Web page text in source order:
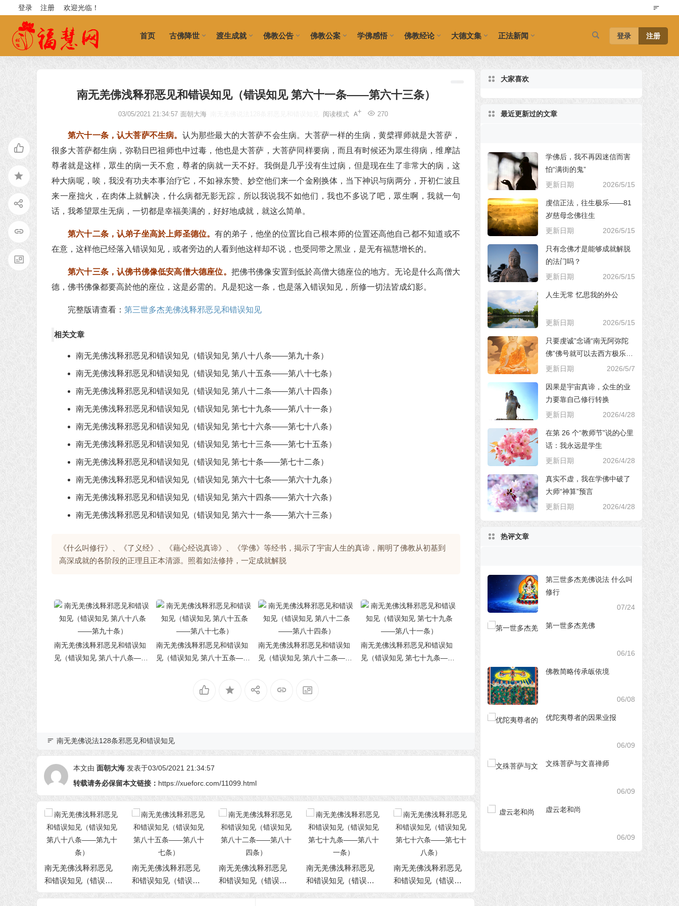
欢迎光临！
登录 注册
首页 古佛降世 渡生成就 佛教公告 佛教公案 学佛感悟 佛教经论 大德文集 正法新闻 登录 注册
南无羌佛浅释邪恶见和错误知见（错误知见 第六十一条——第六十三条）
03/05/2021 21:34:57 面朝大海 270
阅读模式
第六十一条，认大菩萨不生病。 认为那些最大的大菩萨不会生病。大菩萨一样的生病，黄檗禪师就是大菩萨，
很多大菩萨都生病，弥勒日巴祖师也中过毒，他也是大菩萨，大菩萨同样要病，而且有时候还为眾生得病，维摩詰
尊者就是这样，眾生的病一天不愈，尊者的病就一天不好。我倒是几乎没有生过病，但是现在生了非常大的病，这
种大病呢，唉，我没有功夫本事治疗它，不如禄东赞、妙空他们来一个金刚换体，当下神识与病两分，开初仁波且
来一座拙火，在肉体上就解决，什么病都无影无踪，所以我说我不如他们，我也不多说了吧，眾生啊，我就一句
话，我希望眾生无病，一切都是幸福美满的，好好地成就，就这么简单。
第六十二条，认弟子坐高於上师圣德位。有的弟子，他坐的位置比自己根本师的位置还高他自己都不知道或不
在意，这样他已经落入错误知见，或者旁边的人看到他这样却不说，也受同带之黑业，是无有福慧增长的。
第六十三条，认佛书佛像低安高僧大德座位。 把佛书佛像安置到低於高僧大德座位的地方。无论是什么高僧大
德，佛书佛像都要高於他的座位，这是必需的。凡是犯这一条，也是落入错误知见，所修一切法皆成幻影。
完整版请查看： 第三世多杰羌佛浅释邪恶见和错误知见
相关文章
南无羌佛浅释邪恶见和错误知见（错误知见 第八十八条——第九十条）
南无羌佛浅释邪恶见和错误知见（错误知见 第八十五条——第八十七条）
南无羌佛浅释邪恶见和错误知见（错误知见 第八十二条——第八十四条）
南无羌佛浅释邪恶见和错误知见（错误知见 第七十九条——第八十一条）
南无羌佛浅释邪恶见和错误知见（错误知见 第七十六条——第七十八条）
南无羌佛浅释邪恶见和错误知见（错误知见 第七十三条——第七十五条）
南无羌佛浅释邪恶见和错误知见（错误知见 第七十条——第七十二条）
南无羌佛浅释邪恶见和错误知见（错误知见 第六十七条——第六十九条）
南无羌佛浅释邪恶见和错误知见（错误知见 第六十四条——第六十六条）
南无羌佛浅释邪恶见和错误知见（错误知见 第六十一条——第六十三条）
《什么叫修行》、《了义经》、《藉心经说真谛》、《学佛》等经书，揭示了宇宙人生的真谛，阐明了佛教从初基到
高深成就的各阶段的正理且正本清源。照着如法修持，一定成就解脱
南无羌佛浅释邪恶见和错误知
见（错误知见 第八十八条——
南无羌佛浅释邪恶见和错误知
见（错误知见 第八十五条——
南无羌佛浅释邪恶见和错误知
见（错误知见 第八十二条——
南无羌佛浅释邪恶见和错误知
见（错误知见 第七十九条——
南无羌佛说法128条邪恶见和错误知见
本文由 面朝大海 发表于03/05/2021 21:34:57
转载请务必保留本文链接： https://xueforc.com/11099.html
南无羌佛浅释邪恶见
和错误知见（错误知
见 第八十五条——第
南无羌佛浅释邪恶见
和错误知见（错误知
见 第八十二条——第
南无羌佛浅释邪恶见
和错误知见（错误知
见 第七十九条——第
南无羌佛浅释邪恶见
和错误知见（错误知
见 第七十六条——第
南无羌佛浅释邪恶见
和错误知见（错误知
见 第七十三条——第
大家喜欢
最近更新过的文章
学佛后，我不再因迷信而害
怕“满街的鬼”
更新日期
2026/5/15
虔信正法，往生极乐——81
岁慈母念佛往生
更新日期
2026/5/15
只有念佛才是能够成就解脱
的法门吗？
更新日期
2026/5/15
人生无常 忆思我的外公
更新日期 2026/5/15
只要虔诚”念诵“南无阿弥陀
佛”佛号就可以去西方极乐世
界，对吗？
更新日期 2026/5/7
因果是宇宙真谛，众生的业
力要靠自己修行转换
更新日期
2026/4/28
在第 26 个“教师节”说的心里
话：我永远是学生
更新日期
2026/4/28
真实不虚，我在学佛中破了
大师“神算”预言
更新日期
2026/4/28
热评文章
第三世多杰羌佛说法 什么叫
修行
07/24
第一世多杰羌佛
06/16
佛教简略传承皈依境
06/08
优陀夷尊者的因果业报
06/09
文殊菩萨与文喜禅师
06/09
虚云老和尚
06/09